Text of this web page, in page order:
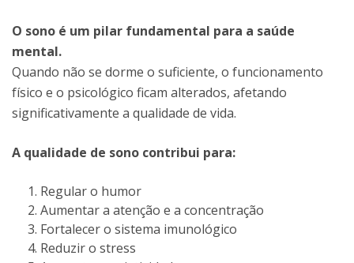
O sono é um pilar fundamental para a saúde
mental.
Quando não se dorme o suficiente, o funcionamento
físico e o psicológico ficam alterados, afetando
significativamente a qualidade de vida.
A qualidade de sono contribui para:
Regular o humor
Aumentar a atenção e a concentração
Fortalecer o sistema imunológico
Reduzir o stress